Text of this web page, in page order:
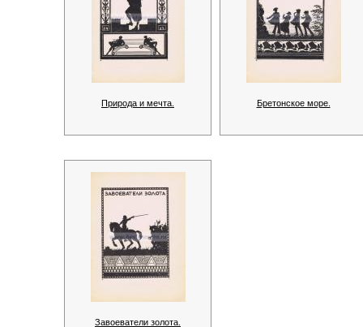
Природа и мечта. Бретонское море.
Завоеватели золота.